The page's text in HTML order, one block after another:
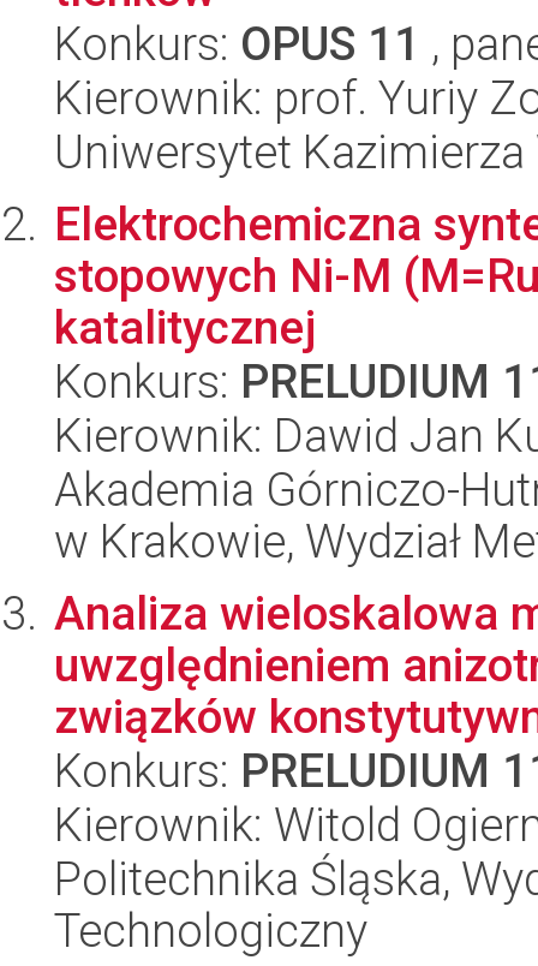
Konkurs: OPUS 11 ,
Kierownik: prof. Yuriy
Uniwersytet
Elektrochemiczna
stopowych Ni-M
katalitycznej
Konkurs: PRELUDIUM
Kierownik: Dawid Jan
Akademia Górniczo-
w Krakowie, Wydział
Analiza wieloskalowa
uwzględnieniem
związków
Konkurs: PRELUDIUM
Kierownik: Witold
Politechnika Śląska,
Technologiczny